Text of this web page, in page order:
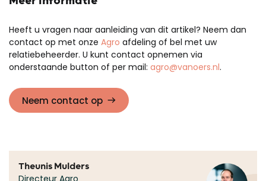
Heeft u vragen naar aanleiding van dit artikel? Neem dan
contact op met onze Agro afdeling of bel met uw
relatiebeheerder. U kunt contact opnemen via
onderstaande button of per mail: agro@vanoers.nl.
Neem contact op
Theunis Mulders
Directeur Agro